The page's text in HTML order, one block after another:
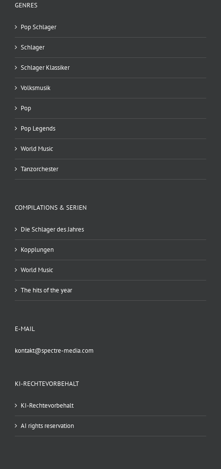
GENRES
Pop Schlager
Schlager
Schlager Klassiker
Volksmusik
Pop
Pop Legends
World Music
Tanzorchester
COMPILATIONS & SERIEN
Die Schlager des Jahres
Kopplungen
World Music
The hits of the year
E-MAIL
kontakt@spectre-media.com
KI-RECHTEVORBEHALT
KI-Rechtevorbehalt
AI rights reservation